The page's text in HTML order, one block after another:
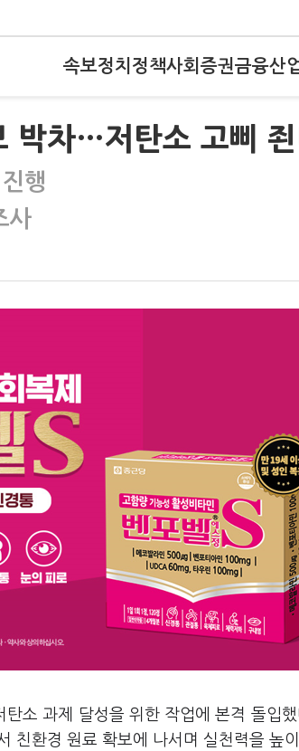
속보정치 정책사회 증권금융산
박차…저탄소 고삐
행
사
탄소 과제 달성을 위한 작업에 본격 돌입했
친환경 원료 확보에 나서며 실천력을 높